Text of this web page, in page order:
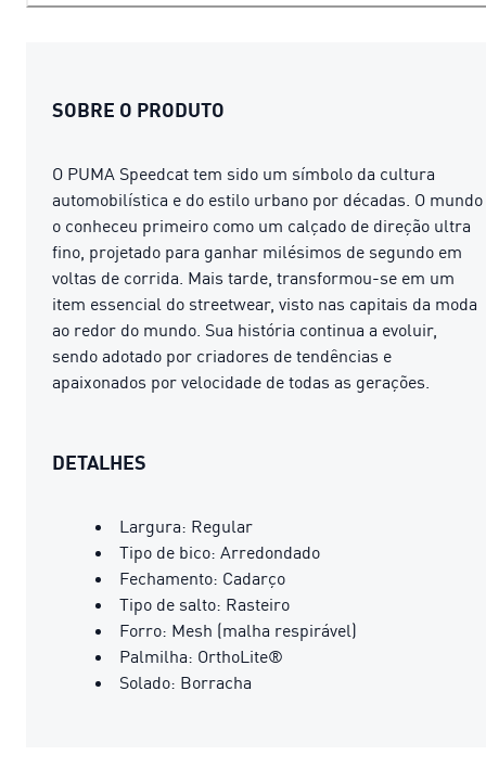
SOBRE O PRODUTO
O PUMA Speedcat tem sido um símbolo da cultura
automobilística e do estilo urbano por décadas. O mundo
o conheceu primeiro como um calçado de direção ultra
fino, projetado para ganhar milésimos de segundo em
voltas de corrida. Mais tarde, transformou-se em um
item essencial do streetwear, visto nas capitais da moda
ao redor do mundo. Sua história continua a evoluir,
sendo adotado por criadores de tendências e
apaixonados por velocidade de todas as gerações.
DETALHES
Largura: Regular
Tipo de bico: Arredondado
Fechamento: Cadarço
Tipo de salto: Rasteiro
Forro: Mesh (malha respirável)
Palmilha: OrthoLite®
Solado: Borracha